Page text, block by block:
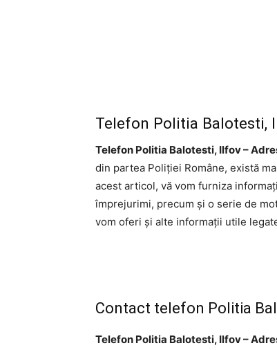
Telefon Politia Balotesti,
Telefon Politia Balotesti, Ilfov –
din partea Poliției Române, există
acest articol, vă vom furniza
împrejurimi, precum și o serie de
vom oferi și alte informații utile
Contact telefon Politia
Telefon Politia Balotesti, Ilfov –